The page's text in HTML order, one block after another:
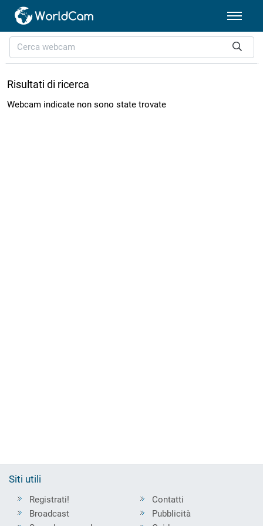
Risultati di ricerca
Webcam indicate non sono state trovate
Siti utili
Registrati!
Broadcast
Contatti
Pubblicità